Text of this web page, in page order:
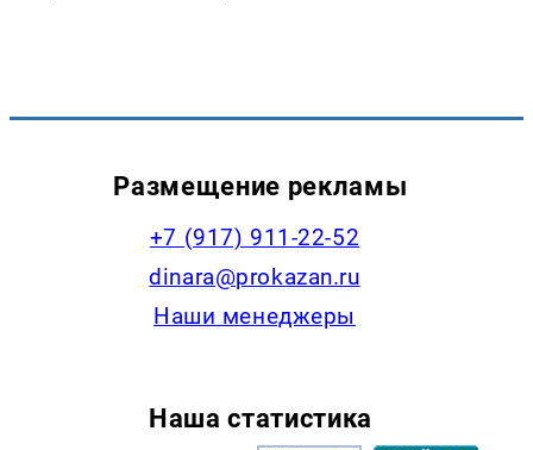
Размещение рекламы
+7 (917) 911-22-52
dinara@prokazan.ru
Наши менеджеры
Наша статистика